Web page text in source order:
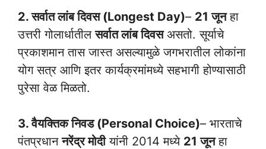
2. सर्वात लांब दिवस (Longest Day)– 21 जूनहा
उत्तरी गोलार्धातीलसर्वात लांब दिवसअसतो. सूर्याचे
प्रकाशमान तास जास्त असल्यामुळे जगभरातील लोकांना
योग सत्र आणि इतर कार्यक्रमांमध्ये सहभागी होण्यासाठी
पुरेसा वेळ मिळतो.
3. वैयक्तिक निवड (Personal Choice)– भारताचे
पंतप्रधाननरेंद्र मोदीयांनी 2014 मध्ये 21 जूनहा